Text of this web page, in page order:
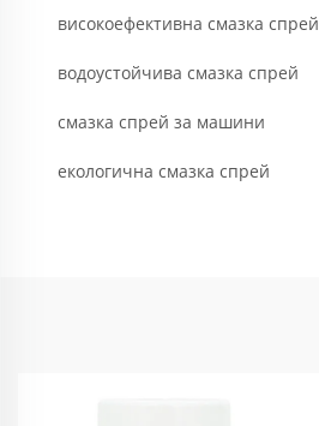
високоефективна смазка спрей
водоустойчива смазка спрей
смазка спрей за машини
екологична смазка спрей